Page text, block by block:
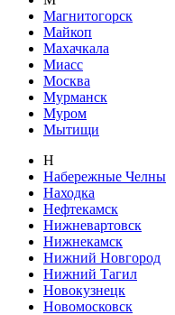
Магнитогорск
Майкоп
Махачкала
Миасс
Москва
Мурманск
Муром
Мытищи
Н
Набережные Челны
Находка
Нефтекамск
Нижневартовск
Нижнекамск
Нижний Новгород
Нижний Тагил
Новокузнецк
Новомосковск